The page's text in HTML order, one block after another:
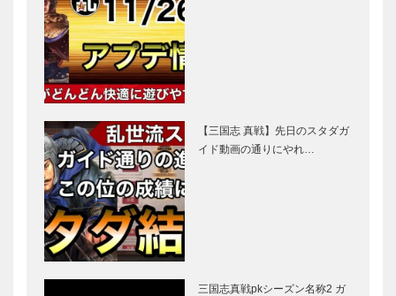
【三国志 真戦】先日のスタダガ
イド動画の通りにやれ…
三国志真戦pkシーズン名称2 ガ